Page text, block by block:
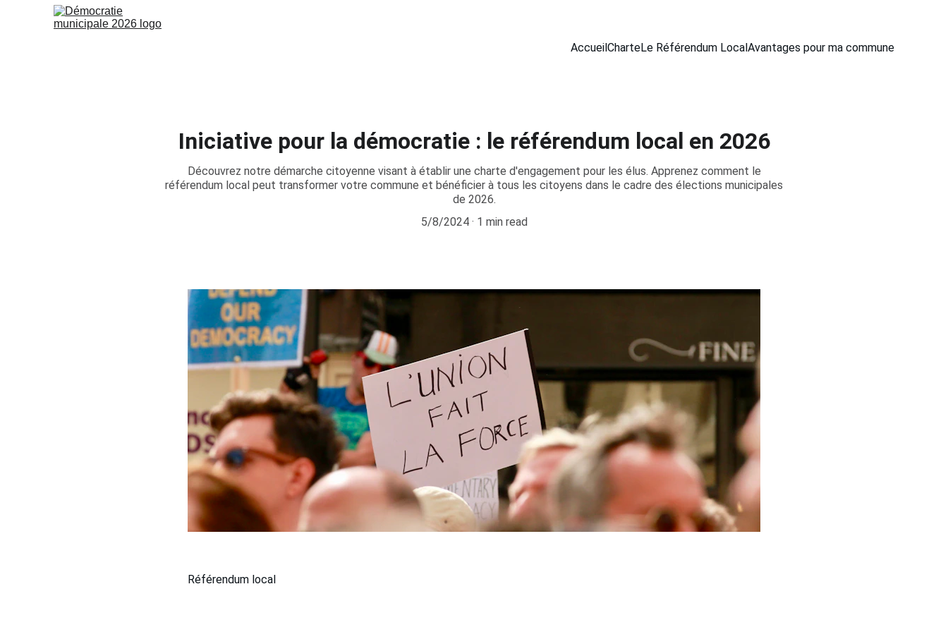
AccueilCharteLe Référendum LocalAvantages pour ma commune
Iniciative pour la démocratie : le référendum local en 2026
Découvrez notre démarche citoyenne visant à établir une charte d'engagement pour les élus. Apprenez comment le
référendum local peut transformer votre commune et bénéficier à tous les citoyens dans le cadre des élections municipales
de 2026.
5/8/2024
1 min read
Référendum local